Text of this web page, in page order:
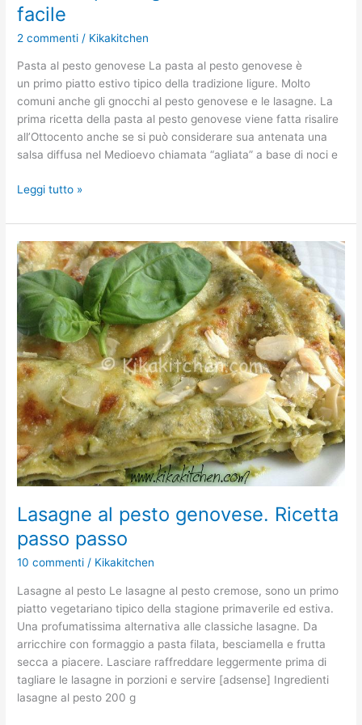
facile
2 commenti / Kikakitchen
Pasta al pesto genovese La pasta al pesto genovese è
un primo piatto estivo tipico della tradizione ligure. Molto
comuni anche gli gnocchi al pesto genovese e le lasagne. La
prima ricetta della pasta al pesto genovese viene fatta risalire
all’Ottocento anche se si può considerare sua antenata una
salsa diffusa nel Medioevo chiamata “agliata” a base di noci e
Leggi tutto »
Lasagne al pesto genovese. Ricetta
passo passo
10 commenti / Kikakitchen
Lasagne al pesto Le lasagne al pesto cremose, sono un primo
piatto vegetariano tipico della stagione primaverile ed estiva.
Una profumatissima alternativa alle classiche lasagne. Da
arricchire con formaggio a pasta filata, besciamella e frutta
secca a piacere. Lasciare raffreddare leggermente prima di
tagliare le lasagne in porzioni e servire [adsense] Ingredienti
lasagne al pesto 200 g
Lasagne
al
pesto
genovese.
Ricetta
passo
passo